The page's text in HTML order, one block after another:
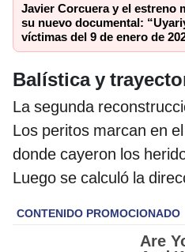
Javier Corcuera y el estreno
su nuevo documental:
víctimas del 9 de enero de
Balística y
La segunda
Los peritos marcan en
donde cayeron los
Luego se calculó la